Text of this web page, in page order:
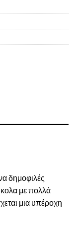
δημοφιλές
με πολλά
μια υπέροχη